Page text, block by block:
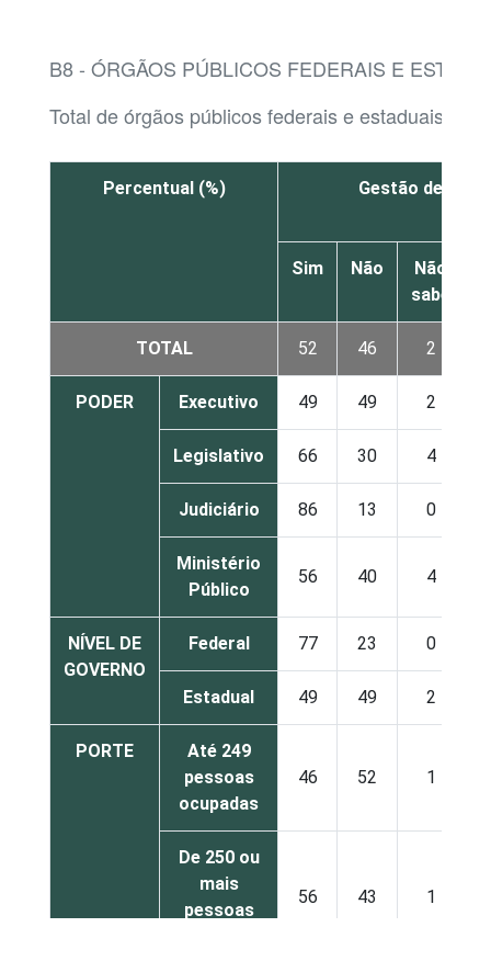
B8 - ÓRGÃOS PÚBLICOS FEDERAIS E
Total de órgãos públicos federais e estaduais
Percentual (%) Gestão de
Sim Não
Não
sabe
TOTAL 52 46 2
PODER Executivo 49 49 2
Legislativo 66 30 4
Judiciário 86 13 0
Ministério
Público
56 40 4
NÍVEL DE
GOVERNO
Federal 77 23 0
Estadual 49 49 2
PORTE
Até 249
pessoas
ocupadas
46 52 1
De 250 ou
mais
pessoas
56 43 1